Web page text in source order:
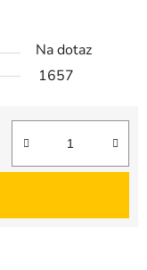
Na dotaz
1657